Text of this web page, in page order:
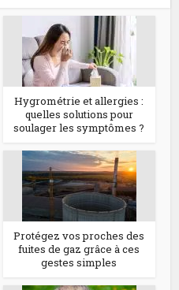
Hygrométrie et allergies :
quelles solutions pour
soulager les symptômes ?
Protégez vos proches des
fuites de gaz grâce à ces
gestes simples